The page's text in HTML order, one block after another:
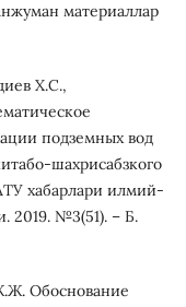
материаллар
Х.С.,
подземных вод
шахрисабзкого
хабарлари илмий-
2019. №3(51). – Б.
Обоснование